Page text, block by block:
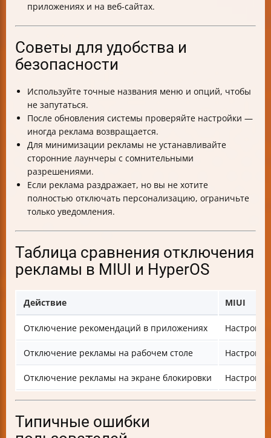
приложениях и на веб-сайтах.
Советы для удобства и
безопасности
Используйте точные названия меню и опций, чтобы
не запутаться.
После обновления системы проверяйте настройки —
иногда реклама возвращается.
Для минимизации рекламы не устанавливайте
сторонние лаунчеры с сомнительными
разрешениями.
Если реклама раздражает, но вы не хотите
полностью отключать персонализацию, ограничьте
только уведомления.
Таблица сравнения отключения
рекламы в MIUI и HyperOS
Действие MIUI
Отключение рекомендаций в приложениях
Отключение рекламы на рабочем столе
Отключение рекламы на экране блокировки
Типичные ошибки